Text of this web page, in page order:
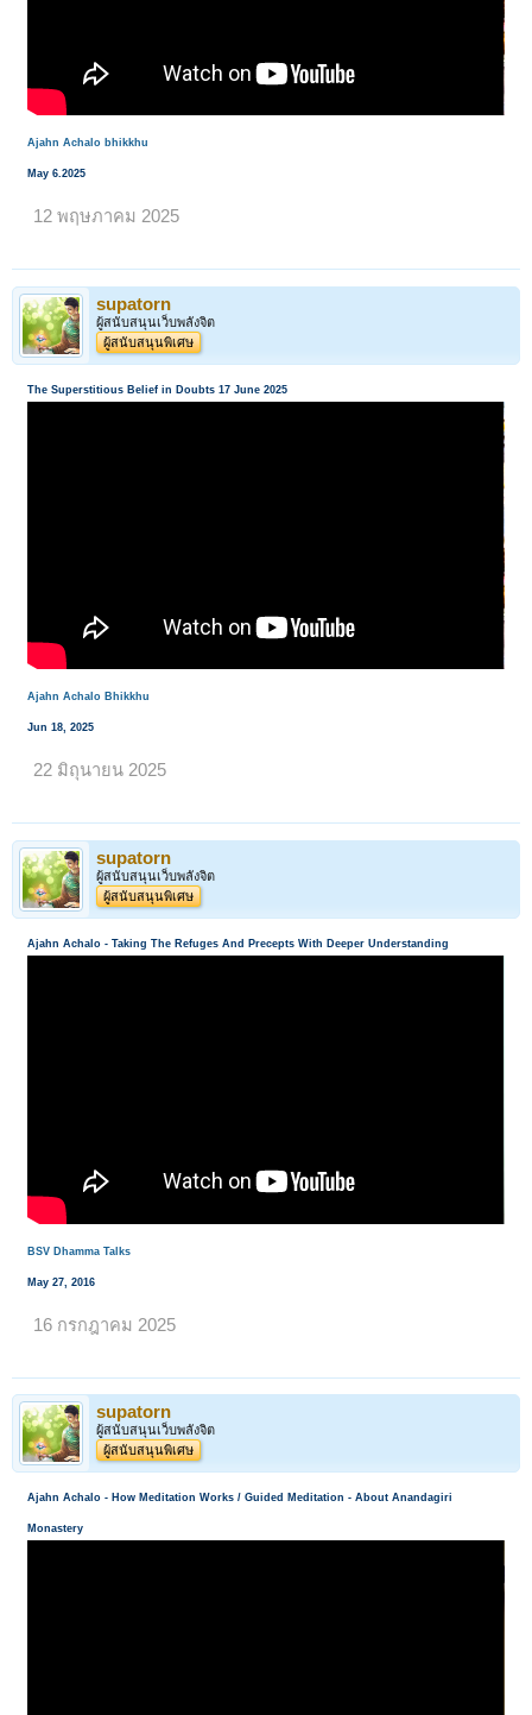
Ajahn Achalo bhikkhu
May 6.2025
12 พฤษภาคม 2025
supatorn
ผู้สนับสนุนเว็บพลังจิต
ผู้สนับสนุนพิเศษ
The Superstitious Belief in Doubts 17 June 2025
Ajahn Achalo Bhikkhu
Jun 18, 2025
22 มิถุนายน 2025
supatorn
ผู้สนับสนุนเว็บพลังจิต
ผู้สนับสนุนพิเศษ
Ajahn Achalo - Taking The Refuges And Precepts With Deeper Understanding
BSV Dhamma Talks
May 27, 2016
16 กรกฎาคม 2025
supatorn
ผู้สนับสนุนเว็บพลังจิต
ผู้สนับสนุนพิเศษ
Ajahn Achalo - How Meditation Works / Guided Meditation - About Anandagiri
Monastery